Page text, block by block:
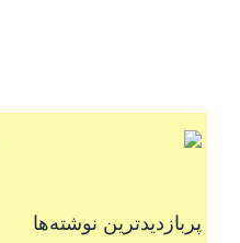
پربازدیدترین نوشته‌ها